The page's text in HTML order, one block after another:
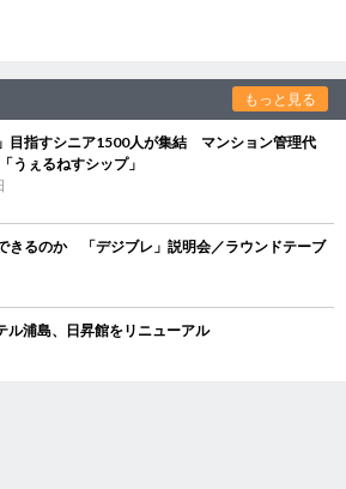
もっと見る
目指すシニア1500人が集結 マンション管理代
うぇるねすシップ」
きるのか 「デジブレ」説明会／ラウンドテーブ
浦島、日昇館をリニューアル